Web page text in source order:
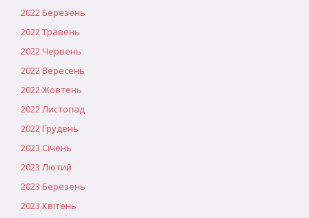
2022 Березень
2022 Травень
2022 Червень
2022 Вересень
2022 Жовтень
2022 Листопад
2022 Грудень
2023 Січень
2023 Лютий
2023 Березень
2023 Квітень